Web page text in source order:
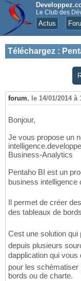
Le Club des
Actus
Téléchargez :
forum, le 14/01/2014 à
Bonjour,
Je vous propose un
Business-Analytics
Pentaho BI est un
business intelligence
Il permet de créer
des tableaux de
Cest une solution qui
depuis plusieurs
dapplication qui
pour les schématiser
bords ou de charte.